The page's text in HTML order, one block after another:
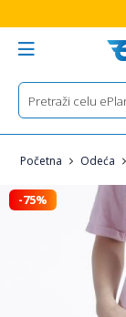
Početna Odeća
-75%